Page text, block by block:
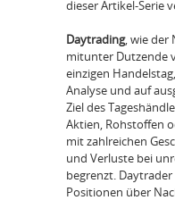
dieser Artikel-Serie
Daytrading, wie der
mitunter Dutzende
einzigen
Analyse und auf
Ziel des
Aktien, Rohstoffen
mit zahlreichen
und Verluste bei
begrenzt.
Positionen über